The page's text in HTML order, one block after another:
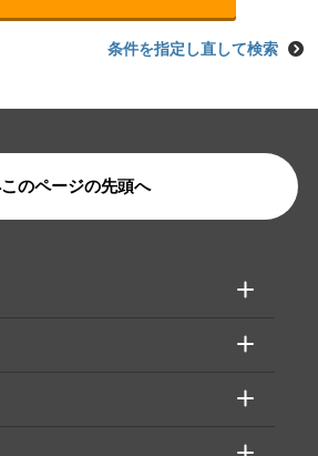
条件を指定し直して検索
このページの先頭へ